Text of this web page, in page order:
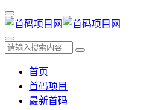
首页
首码项目
最新首码